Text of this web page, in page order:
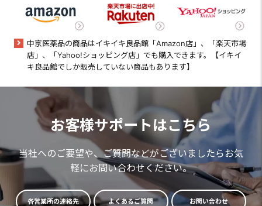
中京医薬品の商品はイキイキ良品館「Amazon店」、「楽天市場
店」、「Yahoo!ショッピング店」でも購入できます。【イキイ
キ良品館でしか販売していない商品もあります】
お客様サポートはこちら
当社へのご要望や、ご質問などがございましたらお気
軽にお問い合わせください。
各営業所の連絡先 よくあるご質問 お問い合わせ